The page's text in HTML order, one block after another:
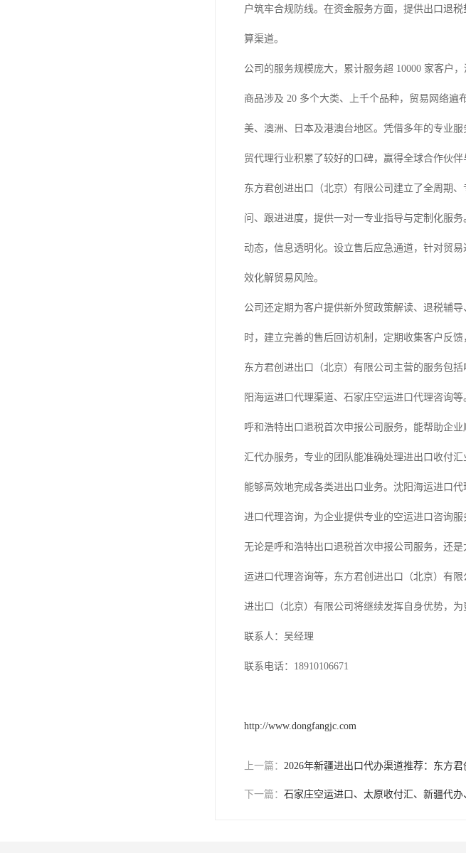
户筑牢合规防线。在资金服务方面，提供出口退
算渠道。
公司的服务规模庞大，累计服务超 10000 家客户
商品涉及 20 多个大类、上千个品种，贸易网络
美、澳洲、日本及港澳台地区。凭借多年的专业
贸代理行业积累了较好的口碑，赢得全球合作伙
东方君创进出口（北京）有限公司建立了全周期
问、跟进进度，提供一对一专业指导与定制化服
动态，信息透明化。设立售后应急通道，针对贸
效化解贸易风险。
公司还定期为客户提供新外贸政策解读、退税辅
时，建立完善的售后回访机制，定期收集客户反
东方君创进出口（北京）有限公司主营的服务包
阳海运进口代理渠道、石家庄空运进口代理咨询
呼和浩特出口退税首次申报公司服务，能帮助企
汇代办服务，专业的团队能准确处理进出口收付
能够高效地完成各类进出口业务。沈阳海运进口
进口代理咨询，为企业提供专业的空运进口咨询
无论是呼和浩特出口退税首次申报公司服务，还
运进口代理咨询等，东方君创进出口（北京）有
进出口（北京）有限公司将继续发挥自身优势，
联系人：吴经理
联系电话：18910106671
http://www.dongfangjc.com
上一篇： 2026年新疆进出口代办渠道推荐：东方
下一篇： 石家庄空运进口、太原收付汇、新疆代